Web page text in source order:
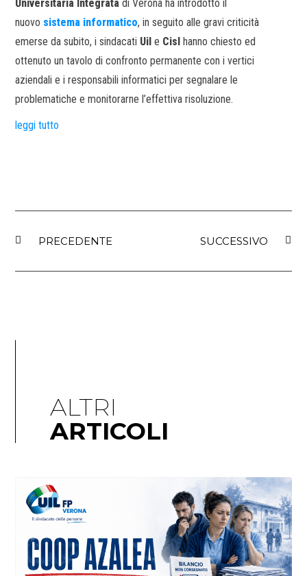
Universitaria Integrata di Verona ha introdotto il
nuovo sistema informatico, in seguito alle gravi criticità
emerse da subito, i sindacati Uile Cislhanno chiesto ed
ottenuto un tavolo di confronto permanente con i vertici
aziendali e i responsabili informatici per segnalare le
problematiche e monitorarne l’effettiva risoluzione.
leggi tutto
PRECEDENTE SUCCESSIVO
ALTRI
ARTICOLI